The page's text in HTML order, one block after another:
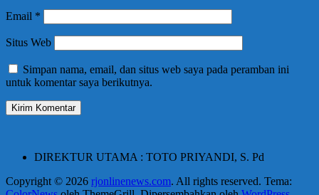
Email *
Situs Web
Simpan nama, email, dan situs web saya pada peramban ini
untuk komentar saya berikutnya.
DIREKTUR UTAMA : TOTO PRIYANDI, S. Pd
Copyright © 2026 rjonlinenews.com. All rights reserved. Tema: